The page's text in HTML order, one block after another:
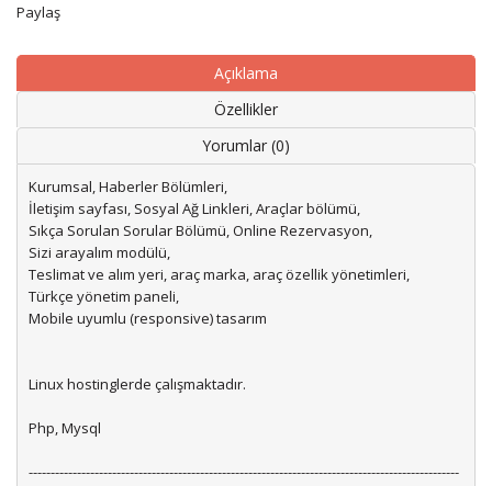
Paylaş
Açıklama
Özellikler
Yorumlar (0)
Kurumsal, Haberler Bölümleri,
İletişim sayfası, Sosyal Ağ Linkleri, Araçlar bölümü,
Sıkça Sorulan Sorular Bölümü, Online Rezervasyon,
Sizi arayalım modülü,
Teslimat ve alım yeri, araç marka, araç özellik yönetimleri,
Türkçe yönetim paneli,
Mobile uyumlu (responsive) tasarım
Linux hostinglerde çalışmaktadır.
Php, Mysql
--------------------------------------------------------------------------------------------------